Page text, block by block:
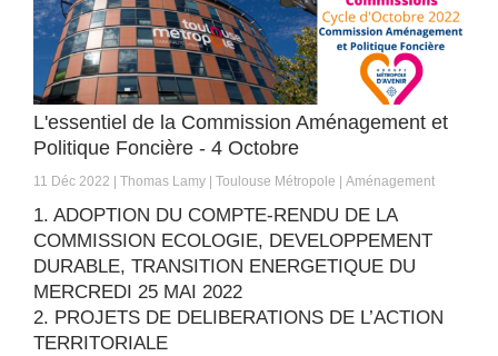
L'essentiel de la Commission Aménagement et
Politique Foncière - 4 Octobre
11 Déc 2022 Thomas Lamy Toulouse Métropole Aménagement
1. ADOPTION DU COMPTE-RENDU DE LA
COMMISSION ECOLOGIE, DEVELOPPEMENT
DURABLE, TRANSITION ENERGETIQUE DU
MERCREDI 25 MAI 2022
2. PROJETS DE DELIBERATIONS DE L’ACTION
TERRITORIALE